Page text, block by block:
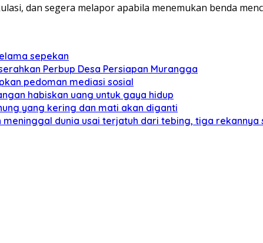
dan segera melapor apabila menemukan benda
sepekan
Perbup Desa Persiapan Murangga
pedoman mediasi sosial
habiskan uang untuk gaya hidup
yang kering dan mati akan diganti
meninggal dunia usai terjatuh dari tebing, tiga rekannya